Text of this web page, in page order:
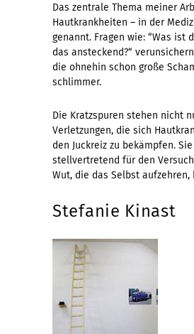
Das zentrale Thema meiner
Hautkrankheiten – in der
genannt. Fragen wie: “Was ist
das ansteckend?“
die ohnehin schon große
schlimmer.
Die Kratzspuren stehen nicht
Verletzungen, die sich
den Juckreiz zu bekämpfen.
stellvertretend für den
Wut, die das Selbst aufzehren,
Stefanie Kinast